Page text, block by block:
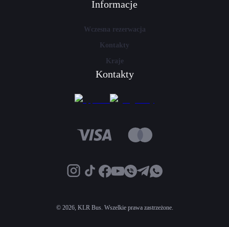
Informacje
Wczesna rezerwacja
Kontakty
Kraje
Kontakty
© 2026, KLR Bus. Wszelkie prawa zastrzeżone.